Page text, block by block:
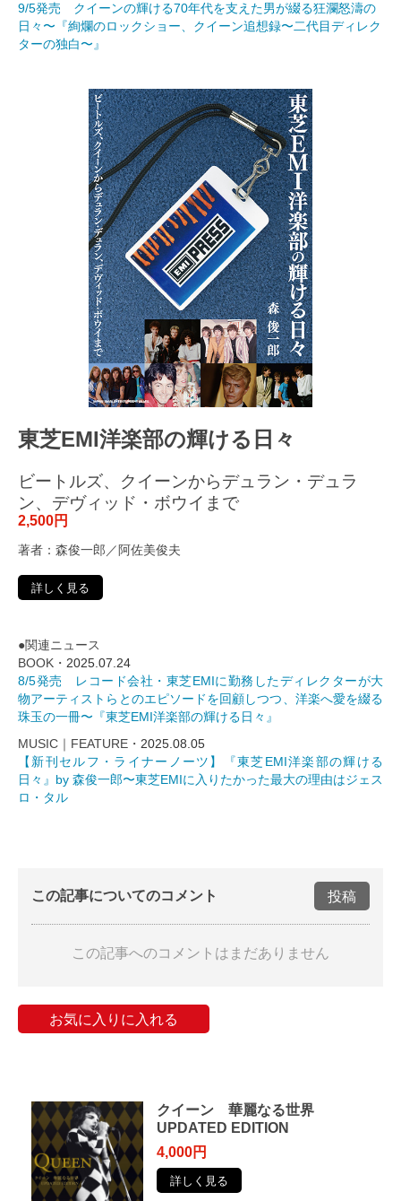
9/5発売 クイーンの輝ける70年代を支えた男が綴る狂瀾怒濤の
日々〜『絢爛のロックショー、クイーン追想録〜二代目ディレク
ターの独白〜』
東芝EMI洋楽部の輝ける日々
ビートルズ、クイーンからデュラン・デュラ
ン、デヴィッド・ボウイまで
2,500円
著者：森俊一郎／阿佐美俊夫
詳しく見る
●関連ニュース
BOOK・ 2025.07.24
8/5発売 レコード会社・東芝EMIに勤務したディレクターが大
物アーティストらとのエピソードを回顧しつつ、洋楽へ愛を綴る
珠玉の一冊〜『東芝EMI洋楽部の輝ける日々』
MUSIC｜FEATURE・ 2025.08.05
【新刊セルフ・ライナーノーツ】『東芝EMI洋楽部の輝ける
日々』by 森俊一郎〜東芝EMIに入りたかった最大の理由はジェス
ロ・タル
この記事についてのコメント 投稿
この記事へのコメントはまだありません
お気に入りに入れる
クイーン 華麗なる世界
UPDATED EDITION
4,000円
詳しく見る